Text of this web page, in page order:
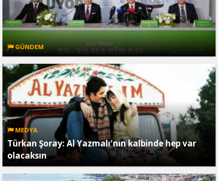
GÜNDEM
MEDYA
Türkan Şoray: Al Yazmalı'nın kalbinde hep var
olacaksın